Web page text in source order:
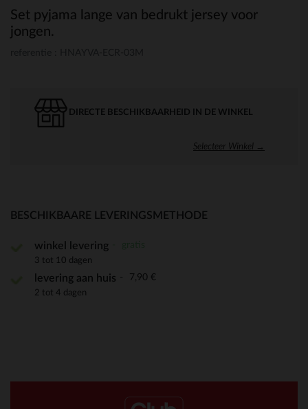
Set pyjama lange van bedrukt jersey voor
jongen.
DIRECTE BESCHIKBAARHEID IN DE WINKEL
Selecteer Winkel →
BESCHIKBAARE LEVERINGSMETHODE
winkel levering
3 tot 10 dagen
levering aan huis 7,90 €
2 tot 4 dagen